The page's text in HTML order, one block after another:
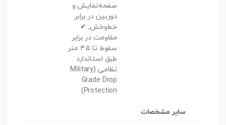
صفحه‌نمایش و
دوربین در برابر
خط‌وخش, ✔
مقاومت در برابر
سقوط تا ۴.۵ متر
طبق استاندارد
نظامی (Military
Grade Drop
Protection)
سایر مشخصات